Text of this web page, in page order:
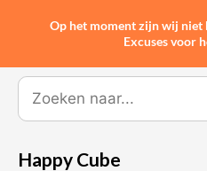
Happy Cube
Op het moment zijn wij niet
Excuses voor